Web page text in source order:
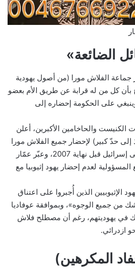
الضائعة»
جماعة الفلاش مورا (من أصول يهودية
بأن كل من له قرابة عن طريق الأم بعضو
وينبغي على الحكومة إحضاره إلى
توصيات الكنيست والحاخامين الأكبرين، أعلن
حدّ كبير) لإحضار جميع الفلاش مورا
– قرابة 18,000 شخص – إلى إسرائيل قبل نهاية 2007، وعبّر عمّار
المسؤولية لعدم إحضار يهود إثيوبيا مع
الإثيوبيين الذين أُجبروا على اعتناق
من جميع الوجوه»، وبموافقة عوفاديا
في يهوديتهم، رغم أن مصطلح فلاش
ازدرائي.
المكرهين)